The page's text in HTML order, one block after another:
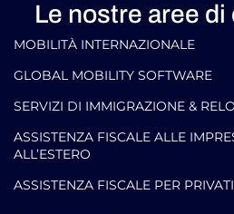
Le nostre aree
MOBILITÀ INTERNAZIONALE
GLOBAL MOBILITY SOFTWARE​
SERVIZI DI IMMIGRAZIONE &
ASSISTENZA FISCALE ALLE
ALL’ESTERO
ASSISTENZA FISCALE PER